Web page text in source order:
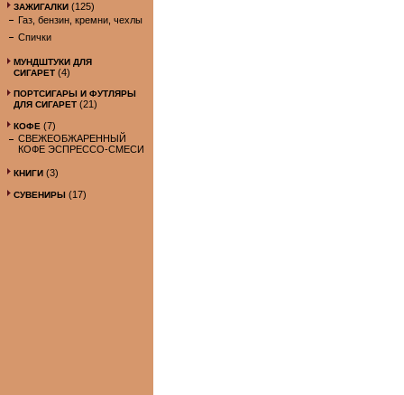
ЗАЖИГАЛКИ (125)
Газ, бензин, кремни, чехлы
Спички
МУНДШТУКИ ДЛЯ
СИГАРЕТ (4)
ПОРТСИГАРЫ И ФУТЛЯРЫ
ДЛЯ СИГАРЕТ (21)
КОФЕ (7)
СВЕЖЕОБЖАРЕННЫЙ
КОФЕ ЭСПРЕССО-СМЕСИ
КНИГИ (3)
СУВЕНИРЫ (17)